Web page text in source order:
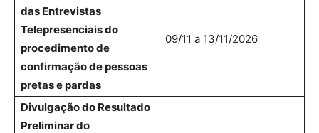
das Entrevistas
Telepresenciais do
procedimento de
confirmação de pessoas
pretas e pardas
09/11 a 13/11/2026
Divulgação do Resultado
Preliminar do